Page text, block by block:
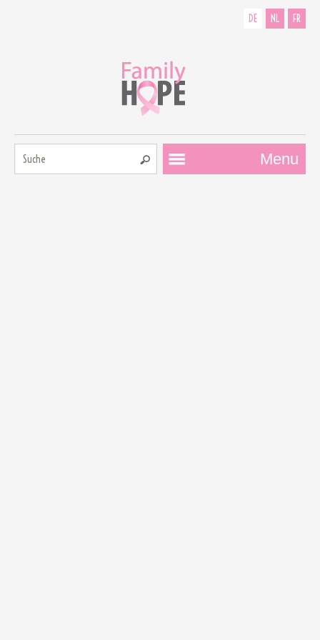
DE NL FR
Menu